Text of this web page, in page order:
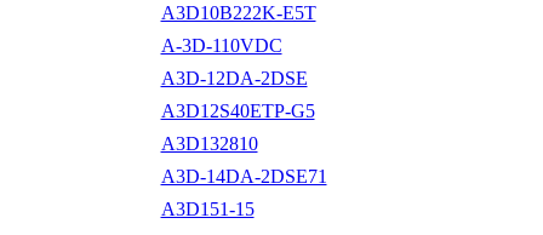
A3D10B222K-E5T
A-3D-110VDC
A3D-12DA-2DSE
A3D12S40ETP-G5
A3D132810
A3D-14DA-2DSE71
A3D151-15